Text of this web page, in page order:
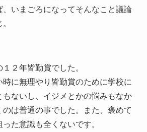
、いまごろになってそんなこと議論
２年皆勤賞でした。
に無理やり皆勤賞のために学校に
ないし、イジメとかの悩みもなか
のは普通の事でした。また、褒めて
た意識も全くないです。